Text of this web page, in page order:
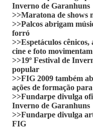
Inverno de Garanhuns
>>Maratona de shows
>>Palcos abrigam
forró
>>Espetáculos
cine e foto
>>19º Festival de
popular
>>FIG 2009 também
ações de formação
>>Fundarpe divulga
Inverno de Garanhuns
>>Fundarpe divulga
FIG